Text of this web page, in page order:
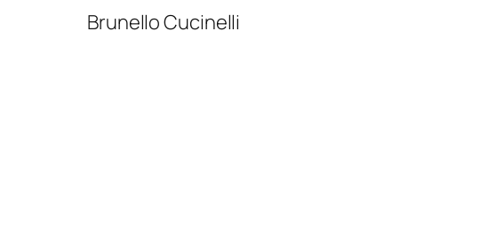
Brunello Cucinelli